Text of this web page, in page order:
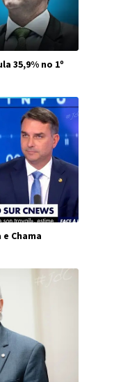
35,9% no 1º
Chama